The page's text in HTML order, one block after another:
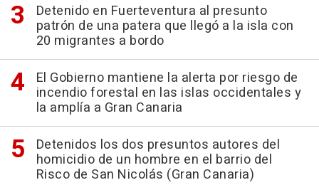
Detenido en Fuerteventura al presunto
patrón de una patera que llegó a la isla con
20 migrantes a bordo
El Gobierno mantiene la alerta por riesgo de
incendio forestal en las islas occidentales y
la amplía a Gran Canaria
Detenidos los dos presuntos autores del
homicidio de un hombre en el barrio del
Risco de San Nicolás (Gran Canaria)